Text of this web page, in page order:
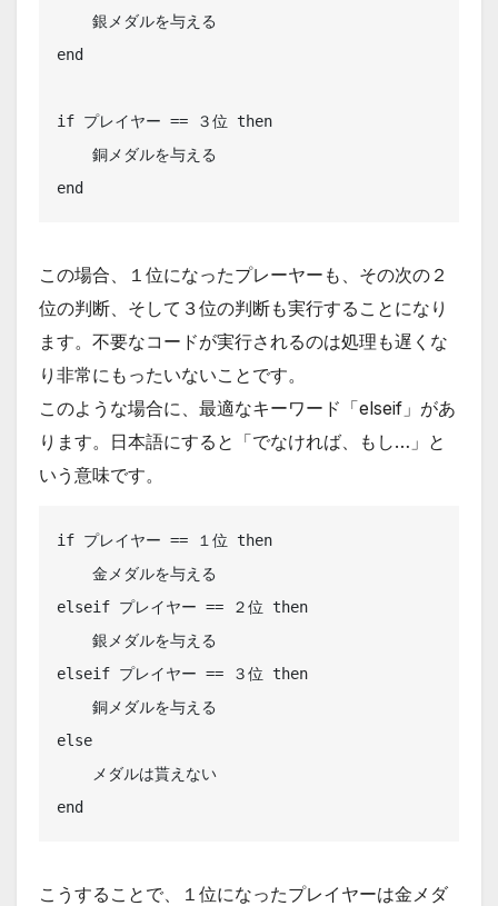
end
if プレイヤー == ３位 then
end
この場合、１位になったプレーヤーも、その次の２
位の判断、そして３位の判断も実行することになり
ます。不要なコードが実行されるのは処理も遅くな
り非常にもったいないことです。
このような場合に、最適なキーワード「elseif」があ
ります。日本語にすると「でなければ、もし…」と
いう意味です。
if プレイヤー == １位 then
elseif プレイヤー == ２位 then
elseif プレイヤー == ３位 then
else
end
こうすることで、１位になったプレイヤーは金メダ